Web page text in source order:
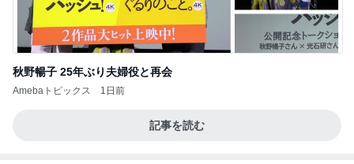
秋野暢子 25年ぶり夫婦役と再会
Amebaトピックス 1日前
記事を読む